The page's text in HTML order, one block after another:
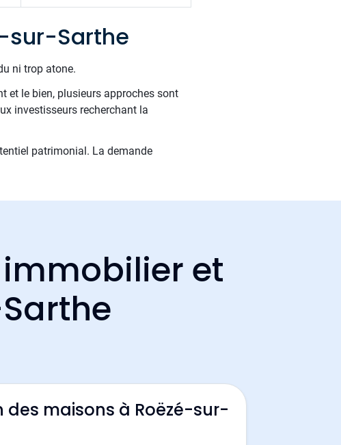
sur-Sarthe
ni trop atone.
et le bien, plusieurs approches sont
investisseurs recherchant la
patrimonial. La demande
et
des maisons à Roëzé-sur-